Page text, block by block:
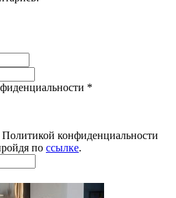
*
Политикой конфиденциальности
по ссылке.